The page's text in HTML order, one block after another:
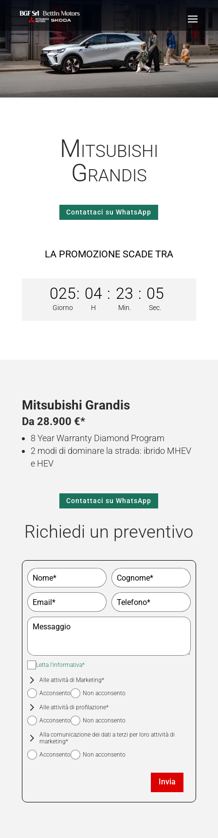
Mitsubishi
Grandis
Contattaci su WhatsApp
LA PROMOZIONE SCADE TRA
025
Giorno
: 04
H
: 23
Min.
: 05
Sec.
Mitsubishi Grandis
Da 28.900 €*
8 Year Warranty Diamond Program
2 modi di dominare la strada: ibrido MHEV
e HEV
Contattaci su WhatsApp
Richiedi un preventivo
Seleziona la fascia oraria di preferenza
15.00 - 17.00
17.00 - 19.00
preferenza
Letta l'informativa*
Alle attività di Marketing*
Acconsento
Non acconsento
Alle attività di profilazione*
Acconsento
Non acconsento
Alla comunicazione dei dati a terzi per loro attività di
marketing*
Acconsento
Non acconsento
Invia